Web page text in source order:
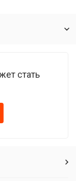
стать